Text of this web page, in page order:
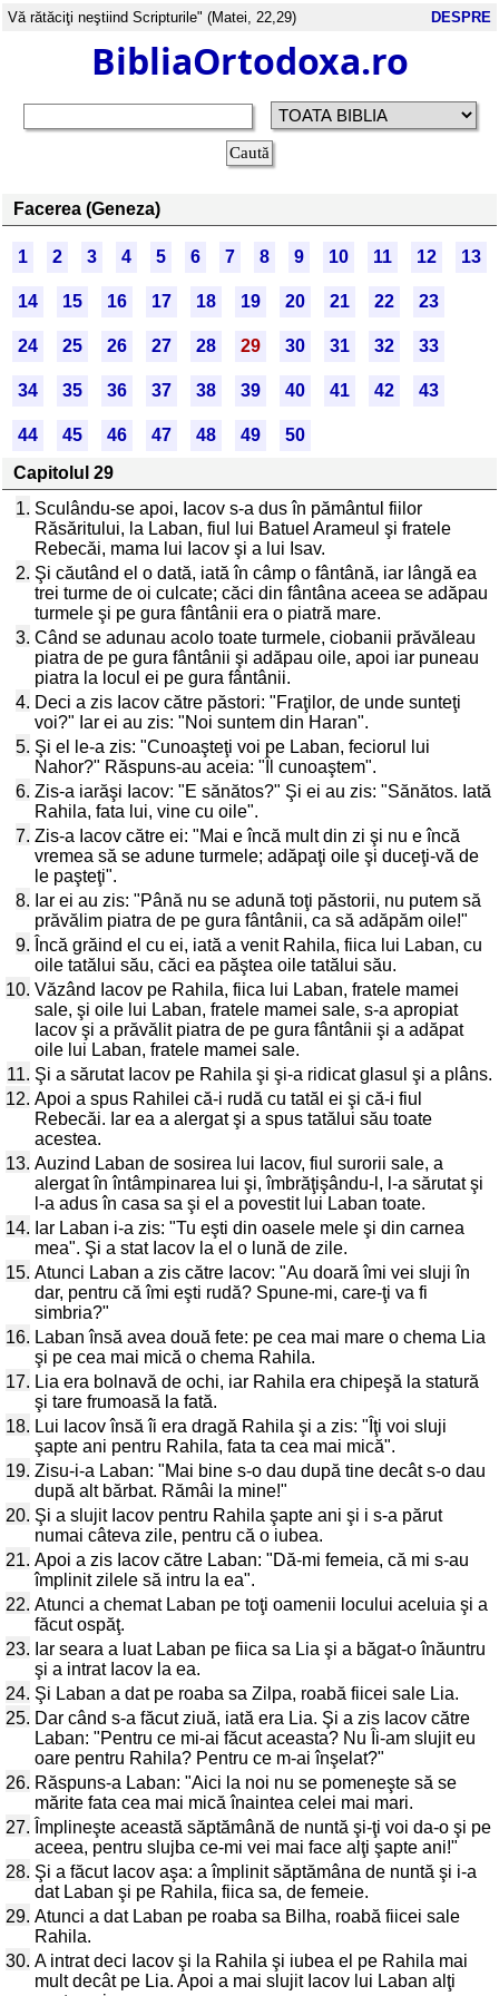
Vă rătăciţi neştiind Scripturile" (Matei, 22,29) DESPRE
BibliaOrtodoxa.ro
Facerea (Geneza)
1 2 3 4 5 6 7 8 9 10 11 12 13
14 15 16 17 18 19 20 21 22 23
24 25 26 27 28 29 30 31 32 33
34 35 36 37 38 39 40 41 42 43
44 45 46 47 48 49
50
Capitolul 29
1. Sculându-se apoi, Iacov s-a dus în pământul fiilor
Răsăritului, la Laban, fiul lui Batuel Arameul şi fratele
Rebecăi, mama lui Iacov şi a lui Isav.
2. Şi căutând el o dată, iată în câmp o fântână, iar lângă ea
trei turme de oi culcate; căci din fântâna aceea se adăpau
turmele şi pe gura fântânii era o piatră mare.
3. Când se adunau acolo toate turmele, ciobanii prăvăleau
piatra de pe gura fântânii şi adăpau oile, apoi iar puneau
piatra la locul ei pe gura fântânii.
4. Deci a zis Iacov către păstori: "Fraţilor, de unde sunteţi
voi?" Iar ei au zis: "Noi suntem din Haran".
5. Şi el le-a zis: "Cunoaşteţi voi pe Laban, feciorul lui
Nahor?" Răspuns-au aceia: "Îl cunoaştem".
6. Zis-a iarăşi Iacov: "E sănătos?" Şi ei au zis: "Sănătos. Iată
Rahila, fata lui, vine cu oile".
7. Zis-a Iacov către ei: "Mai e încă mult din zi şi nu e încă
vremea să se adune turmele; adăpaţi oile şi duceţi-vă de
le paşteţi".
8. Iar ei au zis: "Până nu se adună toţi păstorii, nu putem să
prăvălim piatra de pe gura fântânii, ca să adăpăm oile!"
9. Încă grăind el cu ei, iată a venit Rahila, fiica lui Laban, cu
oile tatălui său, căci ea păştea oile tatălui său.
10. Văzând Iacov pe Rahila, fiica lui Laban, fratele mamei
sale, şi oile lui Laban, fratele mamei sale, s-a apropiat
Iacov şi a prăvălit piatra de pe gura fântânii şi a adăpat
oile lui Laban, fratele mamei sale.
11. Şi a sărutat Iacov pe Rahila şi şi-a ridicat glasul şi a plâns.
12. Apoi a spus Rahilei că-i rudă cu tatăl ei şi că-i fiul
Rebecăi. Iar ea a alergat şi a spus tatălui său toate
acestea.
13. Auzind Laban de sosirea lui Iacov, fiul surorii sale, a
alergat în întâmpinarea lui şi, îmbrăţişându-l, l-a sărutat şi
l-a adus în casa sa şi el a povestit lui Laban toate.
14. Iar Laban i-a zis: "Tu eşti din oasele mele şi din carnea
mea". Şi a stat Iacov la el o lună de zile.
15. Atunci Laban a zis către Iacov: "Au doară îmi vei sluji în
dar, pentru că îmi eşti rudă? Spune-mi, care-ţi va fi
simbria?"
16. Laban însă avea două fete: pe cea mai mare o chema Lia
şi pe cea mai mică o chema Rahila.
17. Lia era bolnavă de ochi, iar Rahila era chipeşă la statură
şi tare frumoasă la fată.
18. Lui Iacov însă îi era dragă Rahila şi a zis: "Îţi voi sluji
şapte ani pentru Rahila, fata ta cea mai mică".
19. Zisu-i-a Laban: "Mai bine s-o dau după tine decât s-o dau
după alt bărbat. Rămâi la mine!"
20. Şi a slujit Iacov pentru Rahila şapte ani şi i s-a părut
numai câteva zile, pentru că o iubea.
21. Apoi a zis Iacov către Laban: "Dă-mi femeia, că mi s-au
împlinit zilele să intru la ea".
22. Atunci a chemat Laban pe toţi oamenii locului aceluia şi a
făcut ospăţ.
23. Iar seara a luat Laban pe fiica sa Lia şi a băgat-o înăuntru
şi a intrat Iacov la ea.
24. Şi Laban a dat pe roaba sa Zilpa, roabă fiicei sale Lia.
25. Dar când s-a făcut ziuă, iată era Lia. Şi a zis Iacov către
Laban: "Pentru ce mi-ai făcut aceasta? Nu Îi-am slujit eu
oare pentru Rahila? Pentru ce m-ai înşelat?"
26. Răspuns-a Laban: "Aici la noi nu se pomeneşte să se
mărite fata cea mai mică înaintea celei mai mari.
27. Împlineşte această săptămână de nuntă şi-ţi voi da-o şi pe
aceea, pentru slujba ce-mi vei mai face alţi şapte ani!"
28. Şi a făcut Iacov aşa: a împlinit săptămâna de nuntă şi i-a
dat Laban şi pe Rahila, fiica sa, de femeie.
29. Atunci a dat Laban pe roaba sa Bilha, roabă fiicei sale
Rahila.
30. A intrat deci Iacov şi la Rahila şi iubea el pe Rahila mai
mult decât pe Lia. Apoi a mai slujit Iacov lui Laban alţi